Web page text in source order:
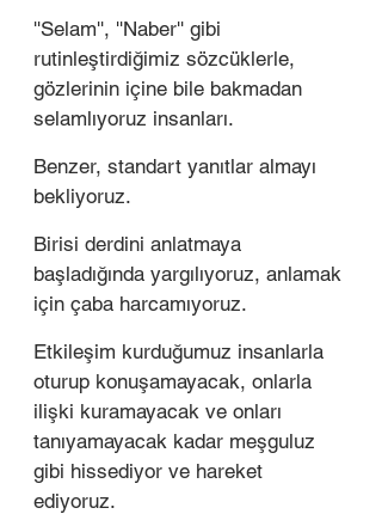
''Selam'', ''Naber'' gibi
rutinleştirdiğimiz sözcüklerle,
gözlerinin içine bile bakmadan
selamlıyoruz insanları.
Benzer, standart yanıtlar almayı
bekliyoruz.
Birisi derdini anlatmaya
başladığında yargılıyoruz, anlamak
için çaba harcamıyoruz.
Etkileşim kurduğumuz insanlarla
oturup konuşamayacak, onlarla
ilişki kuramayacak ve onları
tanıyamayacak kadar meşguluz
gibi hissediyor ve hareket
ediyoruz.